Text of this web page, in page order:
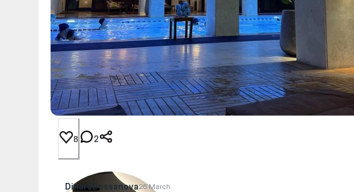
8 2
DinaraDossanova26 March